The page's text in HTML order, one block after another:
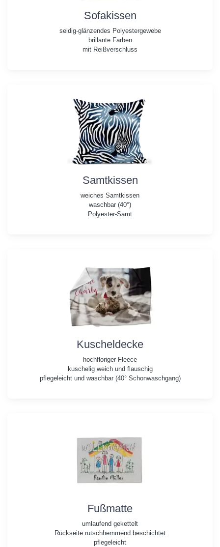
Sofakissen
seidig-glänzendes Polyestergewebe
brillante Farben
mit Reißverschluss
Samtkissen
weiches Samtkissen
waschbar (40°)
Polyester-Samt
Kuscheldecke
hochfloriger Fleece
kuschelig weich und flauschig
pflegeleicht und waschbar (40° Schonwaschgang)
Fußmatte
umlaufend gekettelt
Rückseite rutschhemmend beschichtet
pflegeleicht